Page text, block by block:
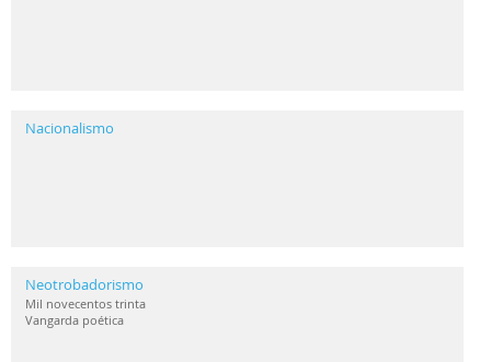
Nacionalismo
Neotrobadorismo
Mil novecentos trinta
Vangarda poética